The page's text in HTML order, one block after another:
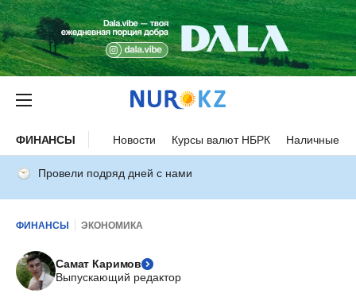
ФИНАНСЫ Новости Курсы валют НБРК Наличные
Провели подряд дней с нами
ФИНАНСЫ ЭКОНОМИКА
Самат Каримов
Выпускающий редактор